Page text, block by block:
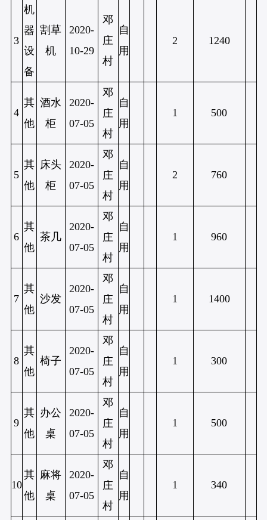
3
机
器
设
备
割草
机
2020-
10-29
邓
庄
村
自
用
2 1240
4
其
他
酒水
柜
2020-
07-05
邓
庄
村
自
用
1 500
5
其
他
床头
柜
2020-
07-05
邓
庄
村
自
用
2 760
6
其
他
茶几
2020-
07-05
邓
庄
村
自
用
1 960
7
其
他
沙发
2020-
07-05
邓
庄
村
自
用
1 1400
8
其
他
椅子
2020-
07-05
邓
庄
村
自
用
1 300
9
其
他
办公
桌
2020-
07-05
邓
庄
村
自
用
1 500
10
其
他
麻将
桌
2020-
07-05
邓
庄
村
自
用
1 340